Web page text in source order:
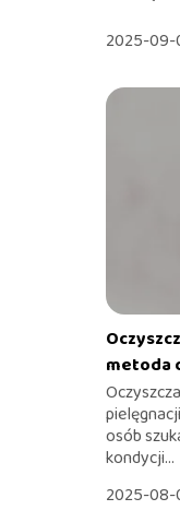
2025-
metoda
osób
kondycji...
2025-